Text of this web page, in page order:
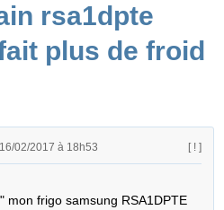
rsa1dpte
plus de froid
02/2017 à 18h53 [ ! ]
mon frigo samsung RSA1DPTE